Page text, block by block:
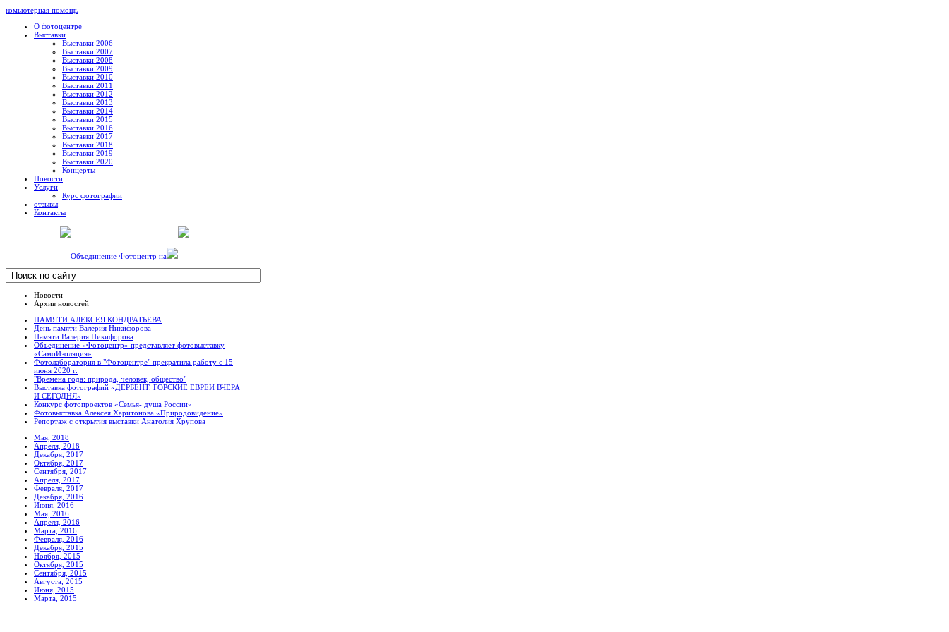
комьютерная помощь
О фотоцентре
Выставки
Выставки 2006
Выставки 2007
Выставки 2008
Выставки 2009
Выставки 2010
Выставки 2011
Выставки 2012
Выставки 2013
Выставки 2014
Выставки 2015
Выставки 2016
Выставки 2017
Выставки 2018
Выставки 2019
Выставки 2020
Концерты
Новости
Услуги
Курс фотографии
отзывы
Контакты
Объединение Фотоцентр на
Новости
Архив новостей
ПАМЯТИ АЛЕКСЕЯ КОНДРАТЬЕВА
День памяти Валерия Никифорова
Памяти Валерия Никифорова
Объединение «Фотоцентр» представляет фотовыставку
«СамоИзоляция»
Фотолаборатория в "Фотоцентре" прекратила работу с 15
июня 2020 г.
"Времена года: природа, человек, общество"
Выставка фотографий «ДЕРБЕНТ. ГОРСКИЕ ЕВРЕИ ВЧЕРА
И СЕГОДНЯ»
Конкурс фотопроектов «Семья- душа России»
Фотовыставка Алексея Харитонова «Природовидение»
Репортаж с открытия выставки Анатолия Хрупова
Мая, 2018
Апреля, 2018
Декабря, 2017
Октября, 2017
Сентября, 2017
Апреля, 2017
Февраля, 2017
Декабря, 2016
Июня, 2016
Мая, 2016
Апреля, 2016
Марта, 2016
Февраля, 2016
Декабря, 2015
Ноября, 2015
Октября, 2015
Сентября, 2015
Августа, 2015
Июня, 2015
Марта, 2015